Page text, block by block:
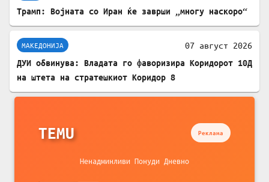
Трамп: Војната со Иран ќе заврши „многу наскоро“
МАКЕДОНИЈА 07 август 2026
ДУИ обвинува: Владата го фаворизира Коридорот 10Д
на штета на стратешкиот Коридор 8
TEMU Реклама
Ненадминливи Понуди Дневно